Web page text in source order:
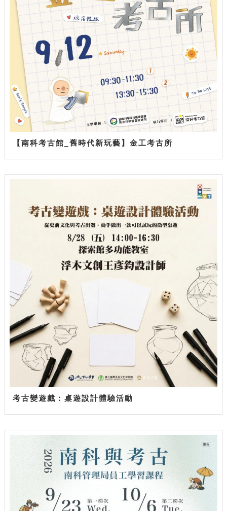
【南科考古館_舊時代新玩藝】金工考古所
考古變遊戲：桌遊設計體驗活動